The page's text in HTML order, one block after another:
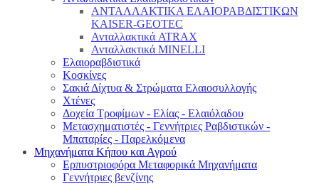
ΑΝΤΑΛΛΑΚΤΙΚΑ ΕΛΑΙΟΡΑΒΔΙΣΤΙΚΩΝ
KAISER-GEOTEC
Ανταλλακτικά ATRAX
Ανταλλακτικά MINELLI
Ελαιοραβδιστικά
Κοσκίνες
Σακιά Δίχτυα & Στρώματα Ελαιοσυλλογής
Χτένες
Δοχεία Τροφίμων - Ελίας - Ελαιόλαδου
Μετασχηματιστές - Γεννήτριες Ραβδιστικών -
Μπαταρίες - Παρελκόμενα
Μηχανήματα Κήπου και Αγρού
Eρπυστριοφόρα Μεταφορικά Μηχανήματα
Γεννήτριες βενζίνης